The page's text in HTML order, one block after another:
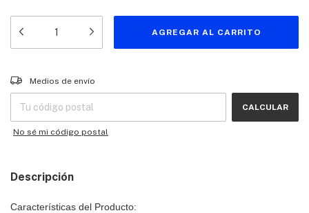
Entregas para el CP:
Medios de envío
CALCULAR
No sé mi código postal
Descripción
Características del Producto: